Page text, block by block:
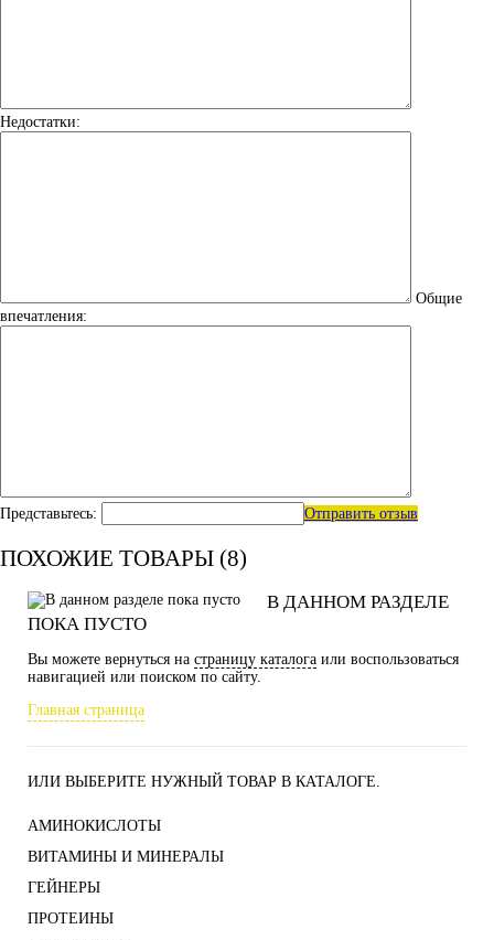
Недостатки:
Общие
впечатления:
Представьтесь: Отправить отзыв
ПОХОЖИЕ ТОВАРЫ (8)
В ДАННОМ РАЗДЕЛЕ
ПОКА ПУСТО
Вы можете вернуться на страницу каталога или воспользоваться
навигацией или поиском по сайту.
Главная страница
ИЛИ ВЫБЕРИТЕ НУЖНЫЙ ТОВАР В КАТАЛОГЕ.
АМИНОКИСЛОТЫ
ВИТАМИНЫ И МИНЕРАЛЫ
ГЕЙНЕРЫ
ПРОТЕИНЫ